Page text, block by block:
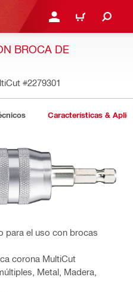
INICIE SESIÓN O
CARRITO
BROCA DE
#2279301
Características &
para el uso con brocas
corona MultiCut
Metal, Madera,